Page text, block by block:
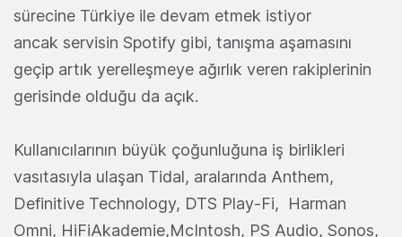
sürecine Türkiye ile devam etmek istiyor
ancak servisin Spotify gibi, tanışma aşamasını
geçip artık yerelleşmeye ağırlık veren rakiplerinin
gerisinde olduğu da açık.
Kullanıcılarının büyük çoğunluğuna iş birlikleri
vasıtasıyla ulaşan Tidal, aralarında Anthem,
Definitive Technology, DTS Play-Fi, Harman
Omni, HiFiAkademie,McIntosh, PS Audio, Sonos,